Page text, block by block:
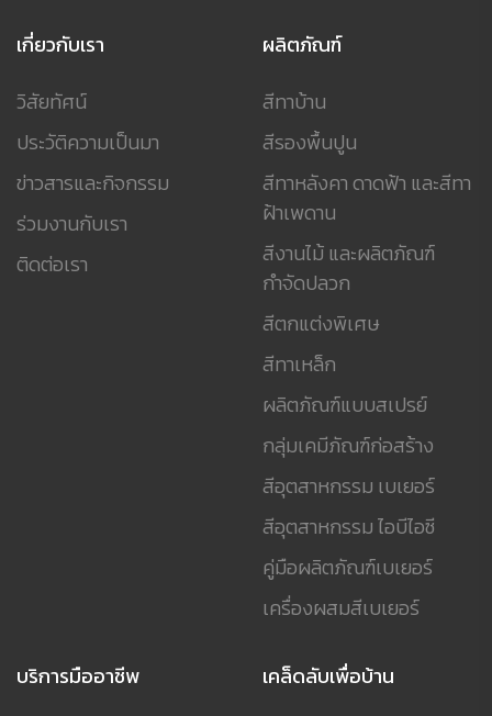
เกี่ยวกับเรา
วิสัยทัศน์
ประวัติความเป็นมา
ข่าวสารและกิจกรรม
ร่วมงานกับเรา
ติดต่อเรา
ผลิตภัณฑ์
สีทาบ้าน
สีรองพื้นปูน
สีทาหลังคา ดาดฟ้า และสีทา
ฝ้าเพดาน
สีงานไม้ และผลิตภัณฑ์
กำจัดปลวก
สีตกแต่งพิเศษ
สีทาเหล็ก
ผลิตภัณฑ์แบบสเปรย์
กลุ่มเคมีภัณฑ์ก่อสร้าง
สีอุตสาหกรรม เบเยอร์
สีอุตสาหกรรม ไอบีไอซี
คู่มือผลิตภัณฑ์เบเยอร์
เครื่องผสมสีเบเยอร์
บริการมืออาชีพ
เคล็ดลับเพื่อบ้าน